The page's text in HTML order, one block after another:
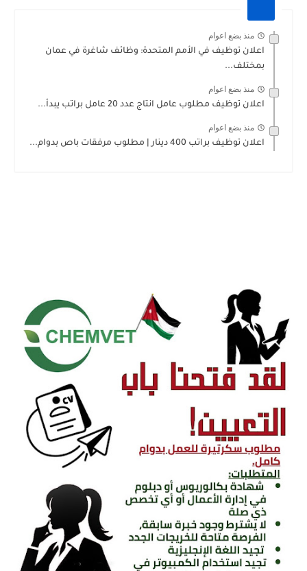
منذ بضع اعوام
اعلان توظيف في الأمم المتحدة: وظائف شاغرة في عمان
بمختلف...
منذ بضع اعوام
اعلان توظيف مطلوب عامل انتاج عدد 20 عامل براتب يبدأ...
منذ بضع اعوام
اعلان توظيف براتب 400 دينار | مطلوب مرفقات باص بدوام...